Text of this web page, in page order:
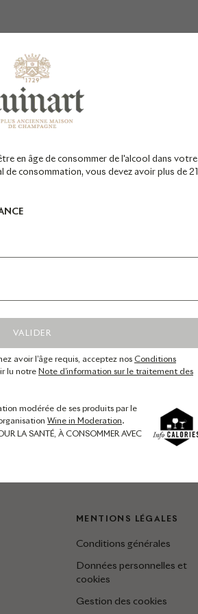
en âge de consommer de l'alcool dans votre
de consommation, vous devez avoir plus de 21
VALIDER
avoir l’âge requis, acceptez nos Conditions
lu notreNote d’information sur le traitement des
modérée de ses produits par le
Wine in Moderation.
LA SANTÉ, À CONSOMMER AVEC
Ruinart
MENTIONS LÉGALES
Conditions générales
Données personnelles et
cookies
Gestion des cookies